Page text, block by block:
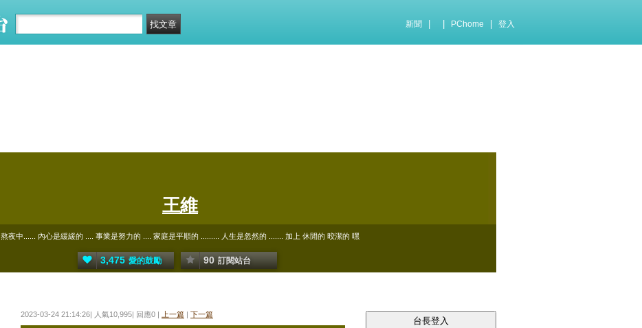
新聞 PChome 登入
王維
熬夜中...... 內心是緩緩的 .... 事業是努力的 .... 家庭是平順的 ......... 人生是忽然的 ....... 加上 休閒的 晈潔的 嘿
3,475 愛的鼓勵 90 訂閱站台
2023-03-24 21:14:26| 人氣10,995| 回應0 | 上一篇 | 下一篇